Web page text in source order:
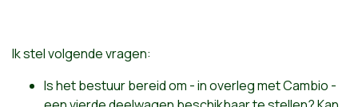
Ik stel volgende vragen:
Is het bestuur bereid om - in overleg met Cambio -